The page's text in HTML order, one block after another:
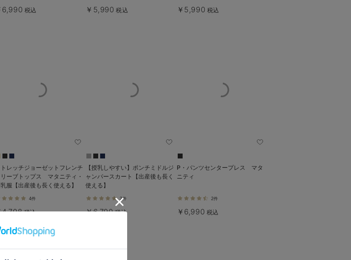
6,990 税込 ￥5,990 税込 ￥5,990 税込
レッチジョーゼットフレンチ
ーブトップス マタニティ・
服【出産後も長く使える】
4件
4,708税込
【授乳しやすい】ポンチミドルジ
ャンパースカート【出産後も長く
使える】
2件
￥6,790税込
P・パンツセンタープレス マタ
ニティ
2件
￥6,990 税込
り商品を確認する